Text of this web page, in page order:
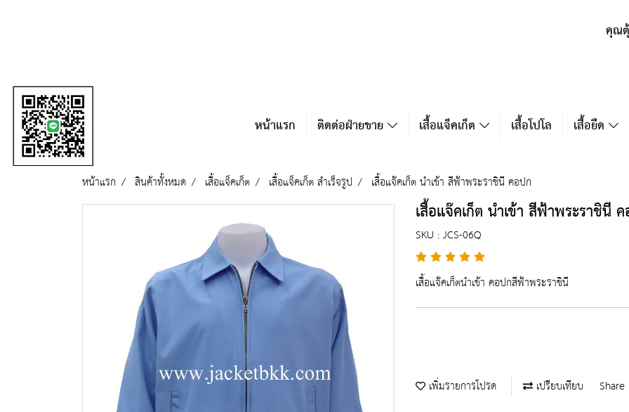
คุณ
หน้าแรก ติดต่อฝ่ายขาย เสื้อแจ็คเก็ต เสื้อโปโล เสื้อยืด
หน้าแรก สินค้าทั้งหมด เสื้อแจ็คเก็ต เสื้อแจ็คเก็ต สำเร็จรูป เสื้อแจ๊คเก็ต นำเข้า สีฟ้าพระราชินี คอปก
เสื้อแจ๊คเก็ต นำเข้า สีฟ้าพระราชินี
SKU : JCS-06Q
เสื้อแจ๊คเก็ตนำเข้า คอปกสีฟ้าพระราชินี
เพิ่มรายการโปรด เปรียบเทียบ Share